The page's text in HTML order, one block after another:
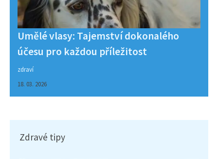
Umělé vlasy: Tajemství dokonalého
účesu pro každou příležitost
zdraví
18. 03. 2026
Zdravé tipy